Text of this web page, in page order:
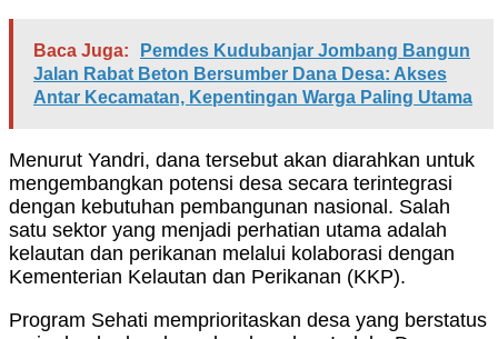
Baca Juga:
Pemdes Kudubanjar Jombang Bangun
Jalan Rabat Beton Bersumber Dana Desa: Akses
Antar Kecamatan, Kepentingan Warga Paling Utama
Menurut Yandri, dana tersebut akan diarahkan untuk
mengembangkan potensi desa secara terintegrasi
dengan kebutuhan pembangunan nasional. Salah
satu sektor yang menjadi perhatian utama adalah
kelautan dan perikanan melalui kolaborasi dengan
Kementerian Kelautan dan Perikanan (KKP).
Program Sehati memprioritaskan desa yang berstatus